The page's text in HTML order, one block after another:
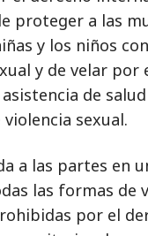
proteger a las
y los niños
y de velar por
de
sexual.
a las partes en
las formas de
por el